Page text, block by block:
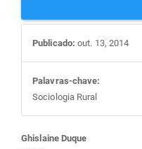
Publicado: out. 13, 2014
Palavras-chave:
Sociologia Rural
Ghislaine Duque